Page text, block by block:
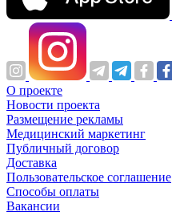
О проекте
Новости проекта
Размещение рекламы
Медицинский маркетинг
Публичный договор
Доставка
Пользовательское соглашение
Способы оплаты
Вакансии